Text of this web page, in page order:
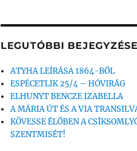
LEGUTÓBBI
ATYHA LEÍRÁSA 1864-BŐL
ESPÉCETLIK 25/4 – HÓVIRÁG
ELHUNYT BENCZE IZABELLA
A MÁRIA ÚT ÉS A VIA
KÖVESSE ÉLŐBEN A
SZENTMISÉT!